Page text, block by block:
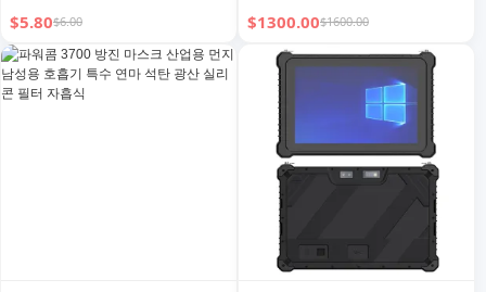
야외 사냥 및 캠핑용
$5.80$6.00
인 디젤 엔진, 과수원 및 산용
$1300.00$1600.00